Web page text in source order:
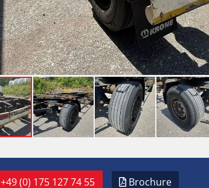
+49 (0) 175 127 74 55 Brochure